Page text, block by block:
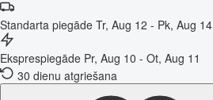
Standarta piegāde Tr, Aug 12 - Pk, Aug 14
Eksprespiegāde Pr, Aug 10 - Ot, Aug 11
30 dienu atgriešana